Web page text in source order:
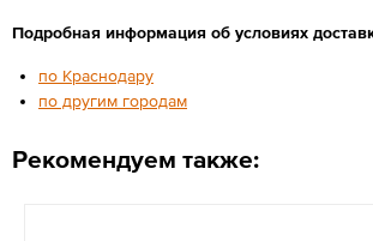
Подробная информация об условиях
по Краснодару
по другим городам
Рекомендуем также: